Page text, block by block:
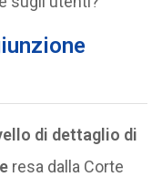
di dettaglio di
resa dalla Corte